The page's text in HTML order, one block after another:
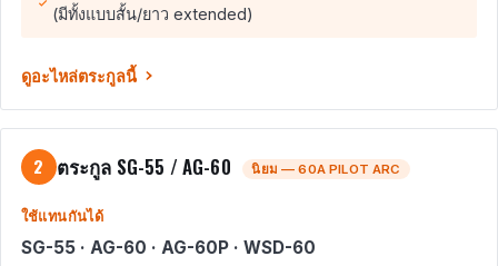
(มีทั้งแบบสั้น/ยาว extended)
ดูอะไหล่ตระกูลนี้
2 ตระกูล SG-55 / AG-60 นิยม — 60A PILOT ARC
ใช้แทนกันได้
SG-55 · AG-60 · AG-60P · WSD-60